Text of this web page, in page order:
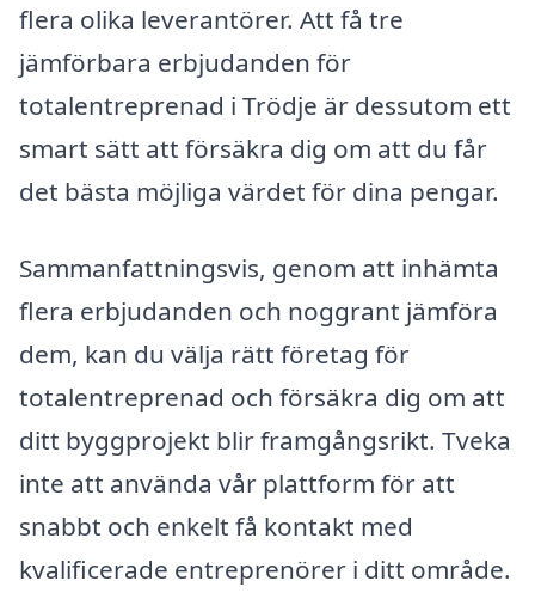
flera olika leverantörer. Att få tre
jämförbara erbjudanden för
totalentreprenad i Trödje är dessutom ett
smart sätt att försäkra dig om att du får
det bästa möjliga värdet för dina pengar.
Sammanfattningsvis, genom att inhämta
flera erbjudanden och noggrant jämföra
dem, kan du välja rätt företag för
totalentreprenad och försäkra dig om att
ditt byggprojekt blir framgångsrikt. Tveka
inte att använda vår plattform för att
snabbt och enkelt få kontakt med
kvalificerade entreprenörer i ditt område.